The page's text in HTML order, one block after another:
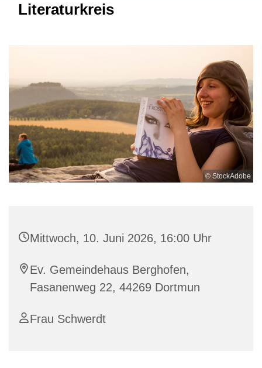
Literaturkreis
© StockAdobe
Mittwoch, 10. Juni 2026, 16:00 Uhr
Ev. Gemeindehaus Berghofen,
Fasanenweg 22, 44269 Dortmun
Frau Schwerdt